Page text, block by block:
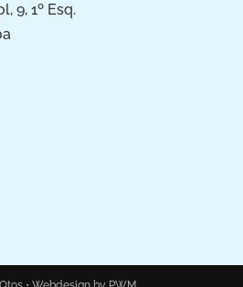
9, 1º Esq.